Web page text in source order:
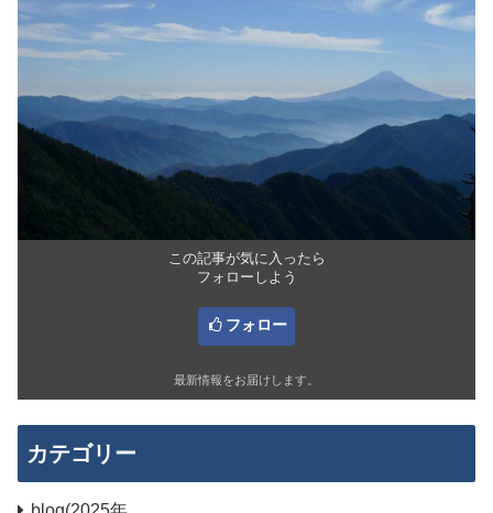
この記事が気に入ったら
フォローしよう
フォロー
最新情報をお届けします。
カテゴリー